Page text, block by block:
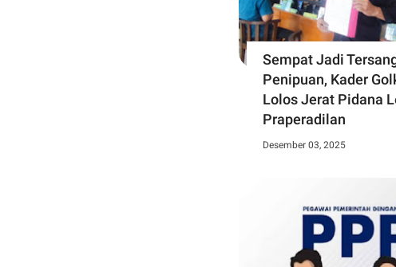
Sempat Jadi
Penipuan, Kader
Lolos Jerat Pidana
Praperadilan
Desember 03, 2025